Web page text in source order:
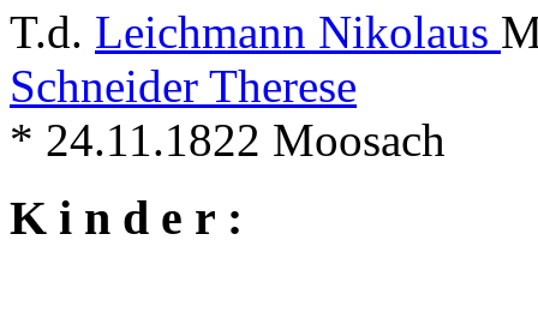
T.d. Leichmann Nikolaus
Schneider Therese
* 24.11.1822 Moosach
K i n d e r :